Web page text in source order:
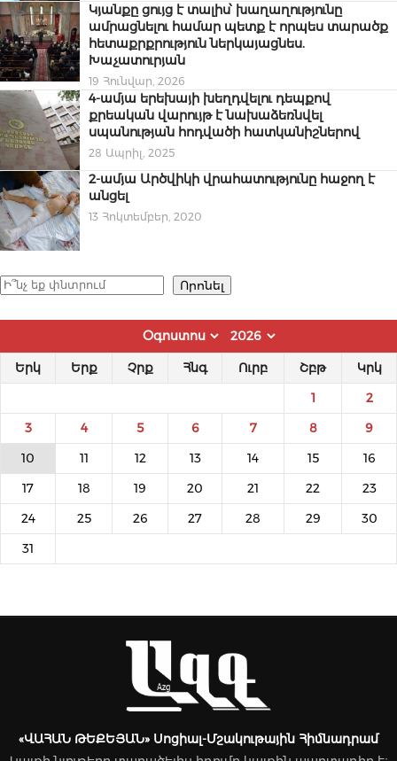
Կյանքը ցույց է տալիս՝ խաղաղությունը
ամրացնելու համար պետք է որպես տարածք
հետաքրքրություն ներկայացնես.
Խաչատուրյան
19 Հունվար, 2026
4-ամյա երեխայի խեղդվելու դեպքով
քրեական վարույթ է նախաձեռնվել
սպանության հոդվածի հատկանիշներով
28 Ապրիլ, 2025
2-ամյա Արծվիկի վրահատությունը հաջող է
անցել
13 Հոկտեմբեր, 2020
Որոնել Որոնել
Երկ Երք Չրք Հնգ Ուրբ Շբթ Կրկ
1 2
3 4 5 6 7 8 9
10 11 12 13 14 15 16
17 18 19 20 21 22 23
24 25 26 27 28 29 30
31
«ՎԱՀԱՆ ԹԵՔԵՅԱՆ» Սոցիալ-Մշակութային Հիմնադրամ